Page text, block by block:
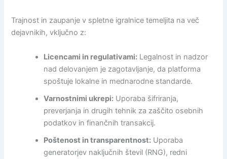
Trajnost in zaupanje v spletne igralnice temeljita na več
dejavnikih, vključno z:
Licencami in regulativami: Legalnost in nadzor
nad delovanjem je zagotavljanje, da platforma
spoštuje lokalne in mednarodne standarde.
Varnostnimi ukrepi: Uporaba šifriranja,
preverjanja in drugih tehnik za zaščito osebnih
podatkov in finančnih transakcij.
Poštenost in transparentnost: Uporaba
generatorjev naključnih števil (RNG), redni